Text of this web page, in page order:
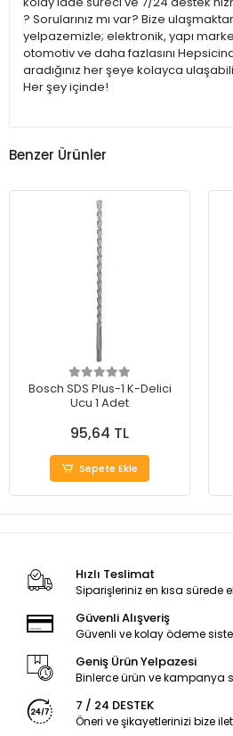
? Sorularınız mı var? Bize
yelpazemizle; elektronik, yapı
otomotiv ve daha fazlasını
aradığınız her şeye kolayca
Her şey içinde!
Benzer Ürünler
Bosch SDS Plus-1 K-Delici
Ucu 1 Adet
95,64 TL
Sepete Ekle
Hızlı Teslimat
Siparişleriniz en kısa sürede
Güvenli Alışveriş
Güvenli ve kolay ödeme
Geniş Ürün Yelpazesi
Binlerce ürün ve kampanya
7 / 24 DESTEK
Öneri ve şikayetlerinizi bize